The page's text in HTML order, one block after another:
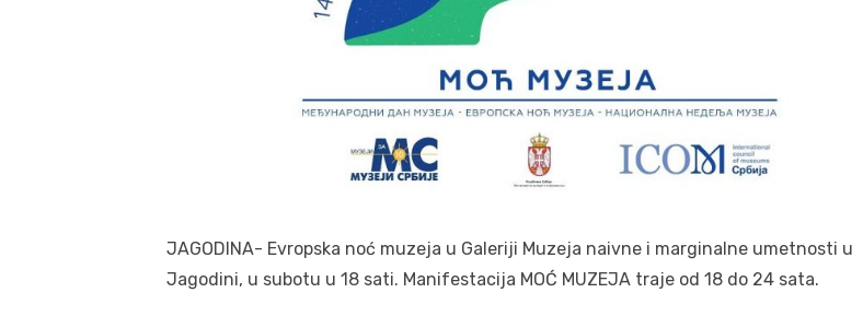
JAGODINA- Evropska noć muzeja u Galeriji Muzeja naivne i marginalne umetnosti u
Jagodini, u subotu u 18 sati. Manifestacija MOĆ MUZEJA traje od 18 do 24 sata.